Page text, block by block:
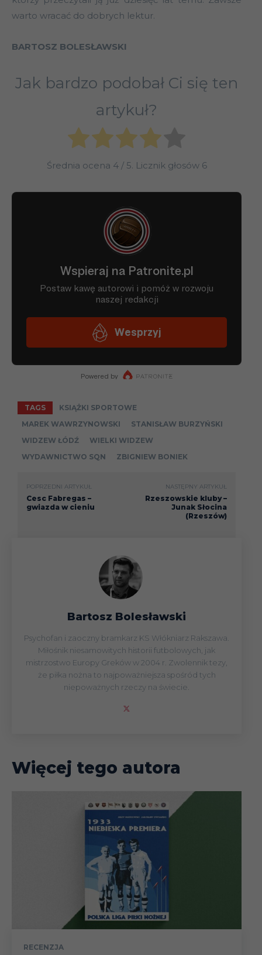
warto wracać do dobrych lektur.
BARTOSZ BOLESŁAWSKI
Jak bardzo podobał Ci się ten
artykuł?
Średnia ocena 4/ 5. Licznik głosów 6
TAGS
KSIĄŻKI SPORTOWE
MAREK WAWRZYNOWSKI
STANISŁAW BURZYŃSKI
WIDZEW ŁÓDŹ
WIELKI WIDZEW
WYDAWNICTWO SQN
ZBIGNIEW BONIEK
POPRZEDNI ARTYKUŁ
Cesc Fabregas –
gwiazda w cieniu
NASTĘPNY ARTYKUŁ
Rzeszowskie kluby –
Junak Słocina
(Rzeszów)
Bartosz Bolesławski
Psychofan i zaoczny bramkarz KS Włókniarz Rakszawa.
Miłośnik niesamowitych historii futbolowych, jak
mistrzostwo Europy Greków w 2004 r. Zwolennik tezy,
że piłka nożna to najpoważniejsza spośród tych
niepoważnych rzeczy na świecie.
Więcej tego autora
RECENZJA